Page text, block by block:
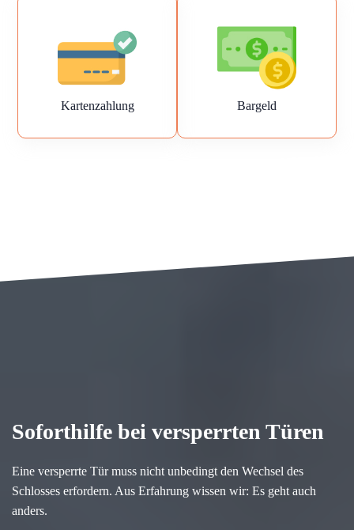
Kartenzahlung Bargeld
Soforthilfe bei versperrten Türen
Eine versperrte Tür muss nicht unbedingt den Wechsel des
Schlosses erfordern. Aus Erfahrung wissen wir: Es geht auch
anders.